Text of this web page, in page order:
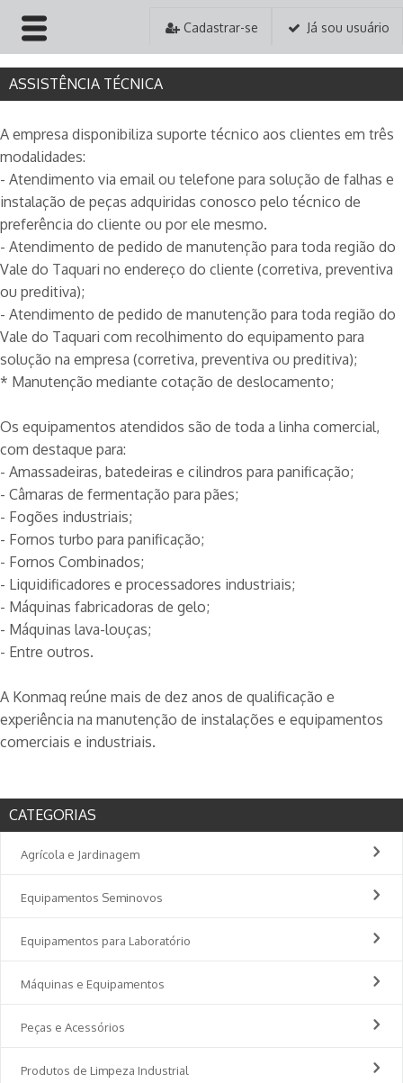
Cadastrar-se Já sou usuário
HOME
PRODUTOS
PEDIDOS
ASSISTÊNCIA TÉCNICA
CONTATO
ASSISTÊNCIA TÉCNICA
A empresa disponibiliza suporte técnico aos clientes em três
modalidades:
- Atendimento via email ou telefone para solução de falhas e
instalação de peças adquiridas conosco pelo técnico de
preferência do cliente ou por ele mesmo.
- Atendimento de pedido de manutenção para toda região do
Vale do Taquari no endereço do cliente (corretiva, preventiva
ou preditiva);
- Atendimento de pedido de manutenção para toda região do
Vale do Taquari com recolhimento do equipamento para
solução na empresa (corretiva, preventiva ou preditiva);
* Manutenção mediante cotação de deslocamento;
Os equipamentos atendidos são de toda a linha comercial,
com destaque para:
- Amassadeiras, batedeiras e cilindros para panificação;
- Câmaras de fermentação para pães;
- Fogões industriais;
- Fornos turbo para panificação;
- Fornos Combinados;
- Liquidificadores e processadores industriais;
- Máquinas fabricadoras de gelo;
- Máquinas lava-louças;
- Entre outros.
A Konmaq reúne mais de dez anos de qualificação e
experiência na manutenção de instalações e equipamentos
comerciais e industriais.
CATEGORIAS
Agrícola e Jardinagem
Equipamentos Seminovos
Equipamentos para Laboratório
Máquinas e Equipamentos
Peças e Acessórios
Produtos de Limpeza Industrial